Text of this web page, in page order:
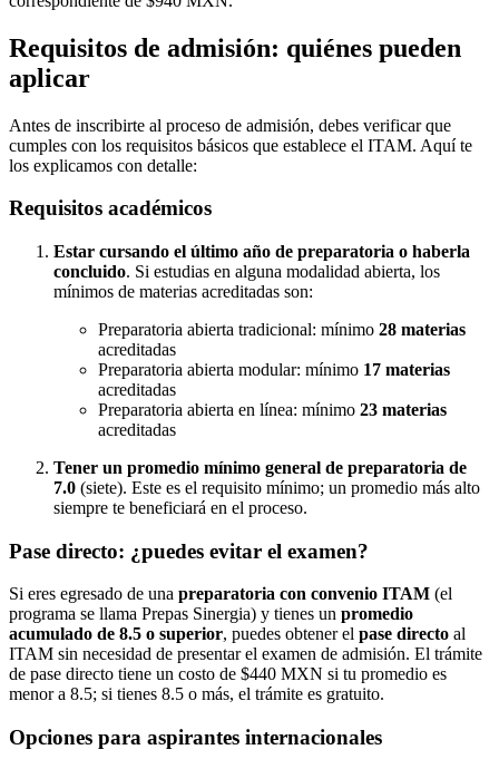
Requisitos de admisión: quiénes pueden
aplicar
Antes de inscribirte al proceso de admisión, debes verificar que
cumples con los requisitos básicos que establece el ITAM. Aquí te
los explicamos con detalle:
Requisitos académicos
Estar cursando el último año de preparatoria o haberla
concluido. Si estudias en alguna modalidad abierta, los
mínimos de materias acreditadas son:
Preparatoria abierta tradicional: mínimo 28 materias
acreditadas
Preparatoria abierta modular: mínimo 17 materias
acreditadas
Preparatoria abierta en línea: mínimo 23 materias
acreditadas
Tener un promedio mínimo general de preparatoria de
7.0 (siete). Este es el requisito mínimo; un promedio más alto
siempre te beneficiará en el proceso.
Pase directo: ¿puedes evitar el examen?
Si eres egresado de una preparatoria con convenio ITAM (el
programa se llama Prepas Sinergia) y tienes un promedio
acumulado de 8.5 o superior, puedes obtener el pase directo al
ITAM sin necesidad de presentar el examen de admisión. El trámite
de pase directo tiene un costo de $440 MXN si tu promedio es
menor a 8.5; si tienes 8.5 o más, el trámite es gratuito.
Opciones para aspirantes internacionales